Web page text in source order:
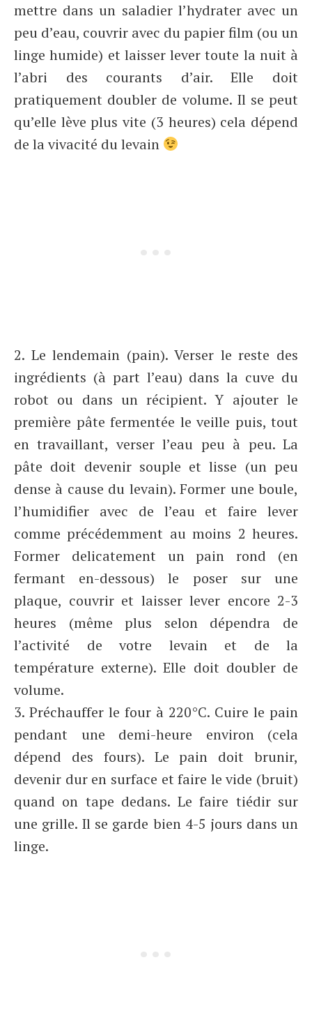
mettre dans un saladier l’hydrater avec un
peu d’eau, couvrir avec du papier film (ou un
linge humide) et laisser lever toute la nuit à
l’abri des courants d’air. Elle doit
pratiquement doubler de volume. Il se peut
qu’elle lève plus vite (3 heures) cela dépend
de la vivacité du levain
2. Le lendemain (pain). Verser le reste des
ingrédients (à part l’eau) dans la cuve du
robot ou dans un récipient. Y ajouter le
première pâte fermentée le veille puis, tout
en travaillant, verser l’eau peu à peu. La
pâte doit devenir souple et lisse (un peu
dense à cause du levain). Former une boule,
l’humidifier avec de l’eau et faire lever
comme précédemment au moins 2 heures.
Former delicatement un pain rond (en
fermant en-dessous) le poser sur une
plaque, couvrir et laisser lever encore 2-3
heures (même plus selon dépendra de
l’activité de votre levain et de la
température externe). Elle doit doubler de
volume.
3. Préchauffer le four à 220°C. Cuire le pain
pendant une demi-heure environ (cela
dépend des fours). Le pain doit brunir,
devenir dur en surface et faire le vide (bruit)
quand on tape dedans. Le faire tiédir sur
une grille. Il se garde bien 4-5 jours dans un
linge.